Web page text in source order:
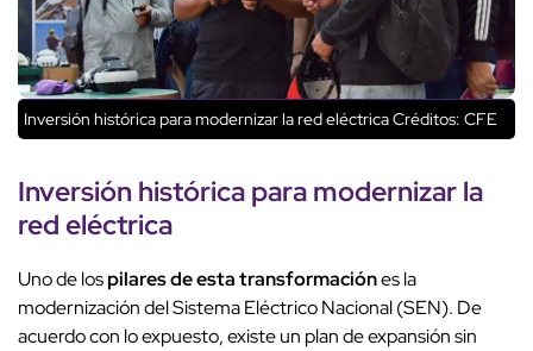
Inversión histórica para modernizar la red eléctricaCréditos: CFE
Inversión histórica para modernizar la
red eléctrica
Uno de lospilares de esta transformaciónes la
modernización del Sistema Eléctrico Nacional (SEN). De
acuerdo con lo expuesto, existe un plan de expansión sin